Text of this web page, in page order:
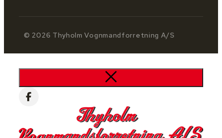
© 2026 Thyholm Vognmandforretning A/S